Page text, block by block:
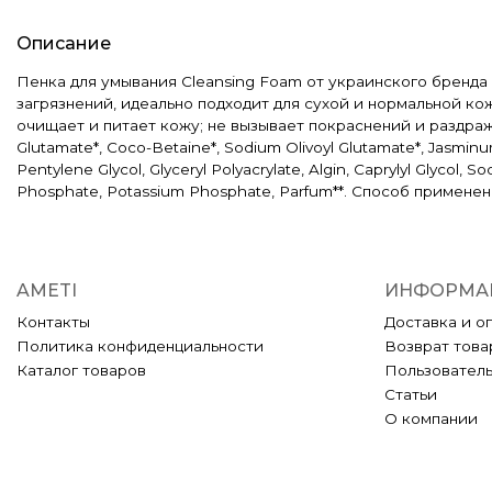
Описание
Пенка для умывания Cleansing Foam от украинского
загрязнений, идеально подходит для сухой и нормальной
очищает и питает кожу; не вызывает покраснений и
Glutamate*, Coco-Betaine*, Sodium Olivoyl Glutamate*,
Pentylene Glycol, Glyceryl Polyacrylate, Algin, Caprylyl Glycol,
Phosphate, Potassium Phosphate, Parfum**. Способ
AMETI
Контакты
Политика конфиденциальности
Каталог товаров
Доставка и
Возврат
Статьи
О компании